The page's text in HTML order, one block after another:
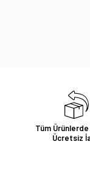
Tüm Ürünlerde
Ücretsiz